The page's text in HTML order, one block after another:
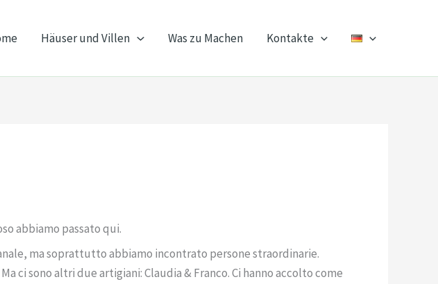
Häuser und Villen Was zu Machen Kontakte
abbiamo passato qui.
ma soprattutto abbiamo incontrato persone straordinarie.
sono altri due artigiani: Claudia & Franco. Ci hanno accolto come